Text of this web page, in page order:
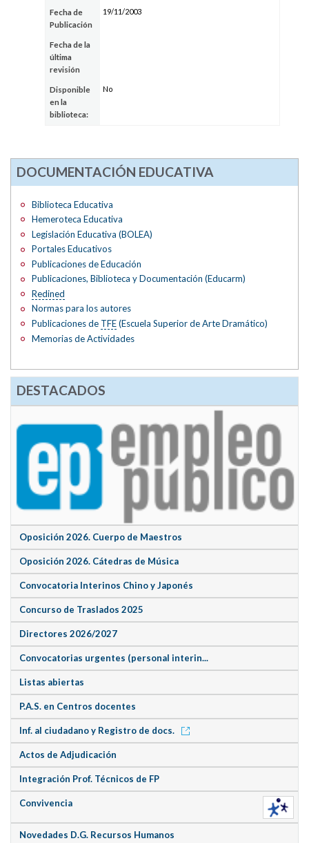
Fecha de
Publicación
19/11/2003
Fecha de la
última
revisión
Disponible
en la
biblioteca:
No
DOCUMENTACIÓN EDUCATIVA
Biblioteca Educativa
Hemeroteca Educativa
Legislación Educativa (BOLEA)
Portales Educativos
Publicaciones de Educación
Publicaciones, Biblioteca y Documentación (Educarm)
Redined
Normas para los autores
Publicaciones de TFE(Escuela Superior de Arte Dramático)
Memorias de Actividades
DESTACADOS
Oposición 2026. Cuerpo de Maestros
Oposición 2026. Cátedras de Música
Convocatoria Interinos Chino y Japonés
Concurso de Traslados 2025
Directores 2026/2027
Convocatorias urgentes (personal interin...
Listas abiertas
P.A.S. en Centros docentes
Inf. al ciudadano y Registro de docs.
Actos de Adjudicación
Integración Prof. Técnicos de FP
Convivencia
Novedades D.G. Recursos Humanos